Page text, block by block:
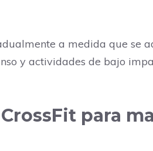
a medida que se
y actividades de bajo
para